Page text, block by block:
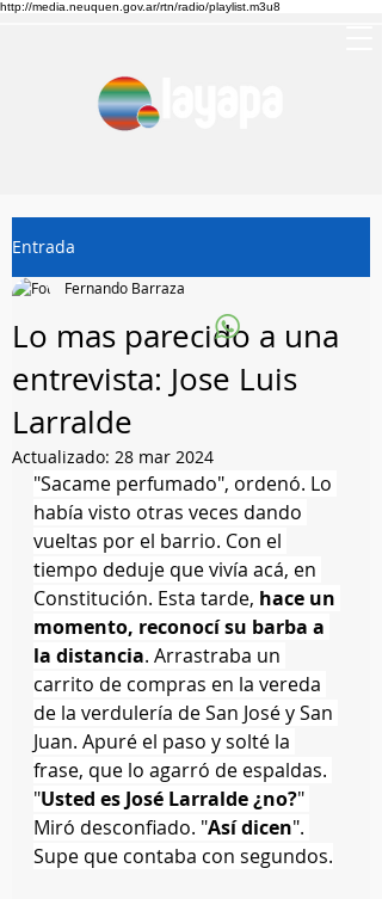
http://media.neuquen.gov.ar/rtn/radio/playlist.m3u8
Entrada
Lo mas parecido a una
entrevista: Jose Luis
Larralde
Fernando Barraza
Actualizado: 28 mar 2024
"Sacame perfumado", ordenó. Lo
había visto otras veces dando
vueltas por el barrio. Con el
tiempo deduje que vivía acá, en
Constitución. Esta tarde, hace un
momento, reconocí su barba a
la distancia. Arrastraba un
carrito de compras en la vereda
de la verdulería de San José y San
Juan. Apuré el paso y solté la
frase, que lo agarró de espaldas.
"Usted es José Larralde ¿no?"
Miró desconfiado. "Así dicen".
Supe que contaba con segundos.